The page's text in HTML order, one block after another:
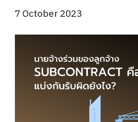
7 October 2023